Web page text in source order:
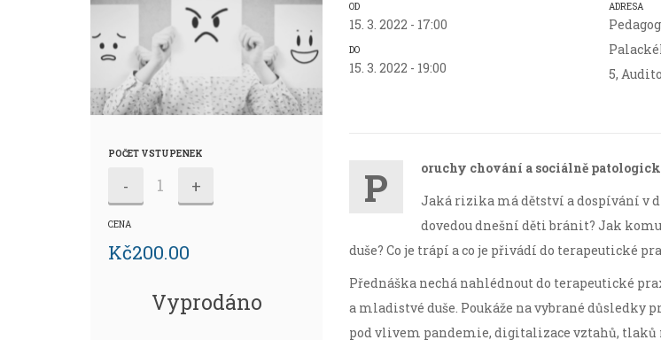
POČET VSTUPENEK
- +
CENA
Kč200.00
Vyprodáno
OD
15. 3. 2022 - 17:00
DO
15. 3. 2022 - 19:00
ADRESA
5,
P
oruchy chování a sociálně
Jaká rizika má dětství a dospívání v
dovedou dnešní děti bránit? Jak
duše? Co je trápí a co je přivádí do terapeutické
Přednáška nechá nahlédnout do terapeutické
a mladistvé duše. Poukáže na vybrané důsledky
pod vlivem pandemie, digitalizace vztahů, tlaků